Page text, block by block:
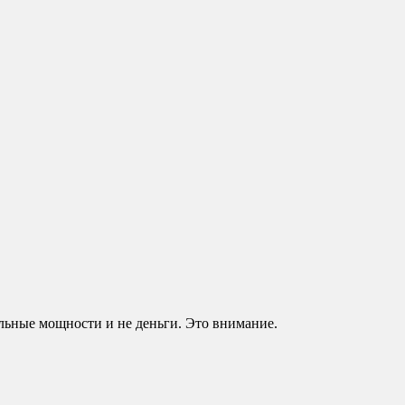
мощности и не деньги. Это внимание.